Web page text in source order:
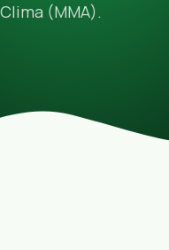
(MMA).